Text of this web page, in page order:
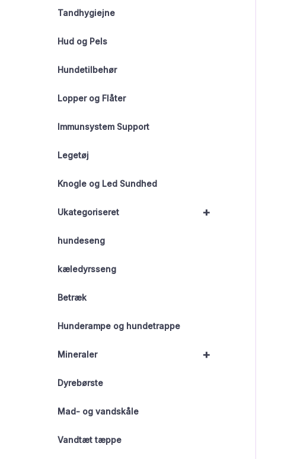
Tandhygiejne
Hud og Pels
Hundetilbehør
Lopper og Flåter
Immunsystem Support
Legetøj
Knogle og Led Sundhed
+
Ukategoriseret
hundeseng
kæledyrsseng
Betræk
Hunderampe og hundetrappe
+
Mineraler
Dyrebørste
Mad- og vandskåle
Vandtæt tæppe